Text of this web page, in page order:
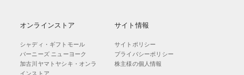
オンラインストア
シャディ・ギフトモール
バーニーズ ニューヨーク
加古川ヤマトヤシキ・オンラ
インストア
サイト情報
サイトポリシー
プライバシーポリシー
株主様の個人情報